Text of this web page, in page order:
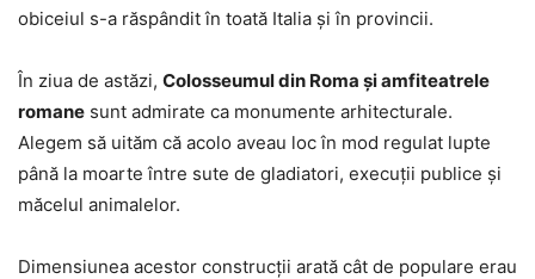
obiceiul s-a răspândit în toată Italia și în provincii.
În ziua de astăzi, Colosseumul din Roma și amfiteatrele
romane sunt admirate ca monumente arhitecturale.
Alegem să uităm că acolo aveau loc în mod regulat lupte
până la moarte între sute de gladiatori, execuții publice și
măcelul animalelor.
Dimensiunea acestor construcții arată cât de populare erau